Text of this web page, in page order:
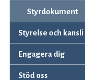
Styrdokument
Styrelse och kansli
Engagera dig
Stöd oss